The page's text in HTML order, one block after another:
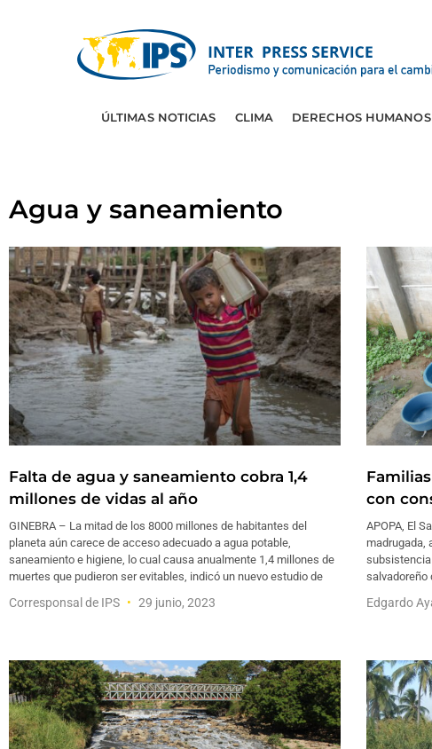
ÚLTIMAS NOTICIAS CLIMA DERECHOS HUMANOS
Agua y saneamiento
Falta de agua y saneamiento cobra 1,4
millones de vidas al año
GINEBRA – La mitad de los 8000 millones de habitantes del
planeta aún carece de acceso adecuado a agua potable,
saneamiento e higiene, lo cual causa anualmente 1,4 millones de
muertes que pudieron ser evitables, indicó un nuevo estudio de
Corresponsal de IPS 29 junio, 2023
con
APOPA, El
madrugada,
subsistencia
salvadoreño
Edgardo